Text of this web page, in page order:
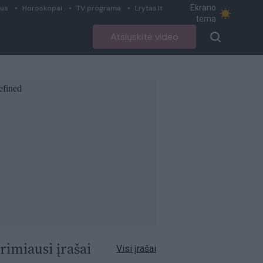
Horoskopai TV programa Lrytas.lt
Ekrano
tema
Atsiųskite video
įrašai Visi įrašai